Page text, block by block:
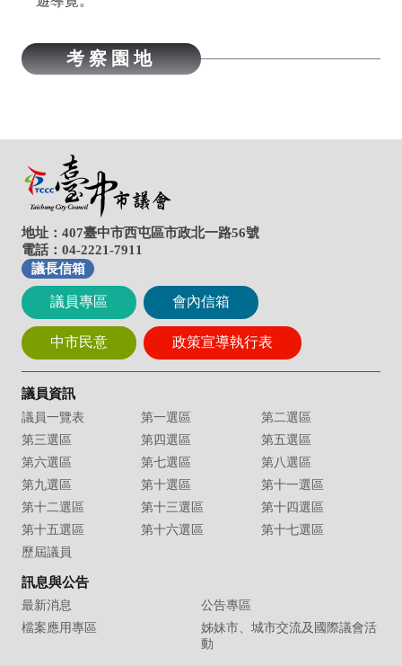
地址：407臺中市西屯區市政北一路56號
電話：04-2221-7911
議長信箱
議員專區 會內信箱
中市民意 政策宣導執行表
議員資訊
議員一覽表 第一選區
第二選區
第三選區
第四選區
第五選區
第六選區
第七選區
第八選區
第九選區
第十選區
第十一選區
第十二選區
第十三選區
第十四選區
第十五選區
第十六選區
第十七選區
歷屆議員
訊息與公告
最新消息
公告專區
檔案應用專區
姊妹市、城市交流及國際議會活
動